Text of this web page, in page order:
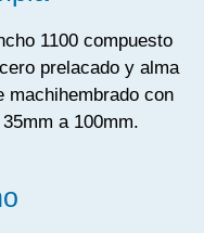
1100 compuesto
prelacado y alma
machihembrado con
a 100mm.